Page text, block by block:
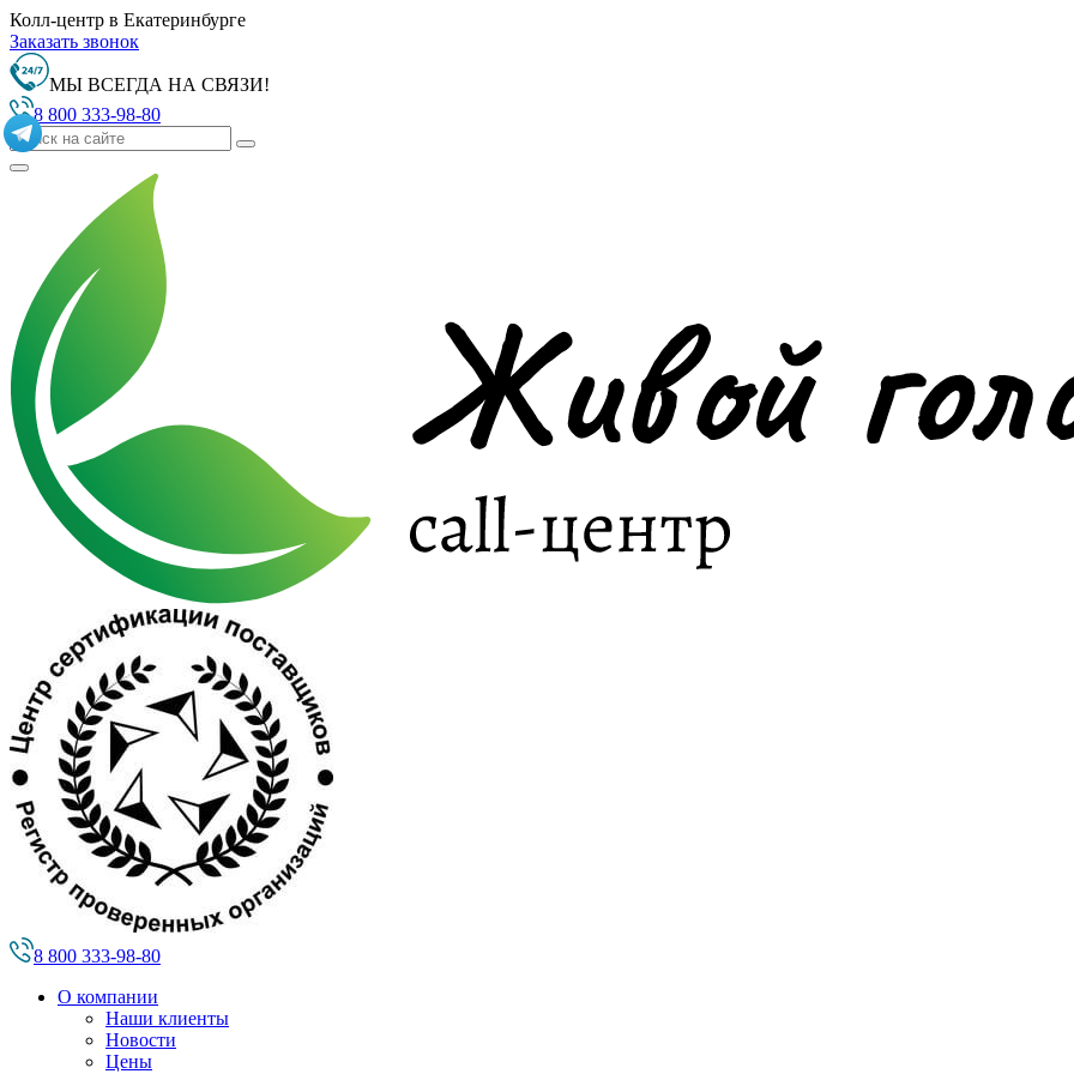
Колл-центр в Екатеринбурге
Заказать звонок
МЫ ВСЕГДА НА СВЯЗИ!
8 800 333-98-80
8 800 333-98-80
О компании
Наши клиенты
Новости
Цены